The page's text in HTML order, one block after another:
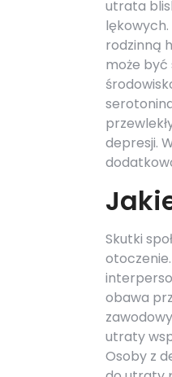
utrata
rodzinną
może
depresji.
Skutki
obawa
utraty
Osoby z